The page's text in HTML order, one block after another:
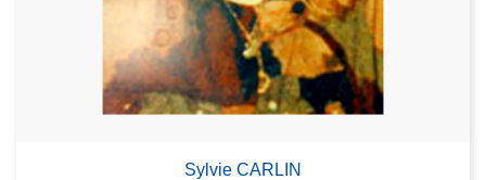
Sylvie CARLIN